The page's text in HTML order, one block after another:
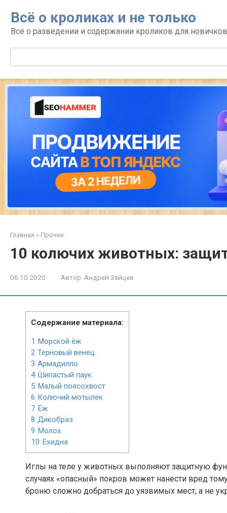
контенту
Всё о кроликах и не только
Всё о разведении и содержании кроликов для
Главная » Прочее
10 колючих животных:
06.10.2020 Автор: Андрей Зайцев
Содержание материала:
1 Морской ёж
2 Терновый венец
3 Армадилло
4 Шипастый паук
5 Малый поясохвост
6 Колючий мотылёк
7 Ёж
8 Дикобраз
9 Молох
10 Ехидна
Иглы на теле у животных выполняют защитную
случаях «опасный» покров может нанести вред
броню сложно добраться до уязвимых мест, а не